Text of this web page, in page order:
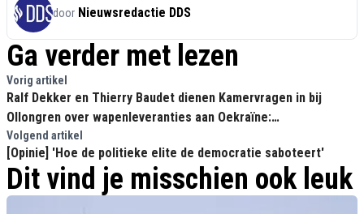
door Nieuwsredactie DDS
Ga verder met lezen
Vorig artikel
Ralf Dekker en Thierry Baudet dienen Kamervragen in bij
Ollongren over wapenleveranties aan Oekraïne:
'Levensgevaarlijk wat er in Oekraïne gebeurt'
Volgend artikel
[Opinie] 'Hoe de politieke elite de democratie saboteert'
Dit vind je misschien ook leuk